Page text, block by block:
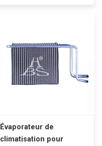
Évaporateur de
climatisation pour